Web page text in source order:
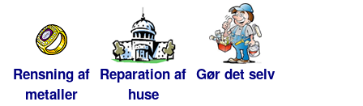
Rensning af
metaller
Reparation af
huse
Gør det selv